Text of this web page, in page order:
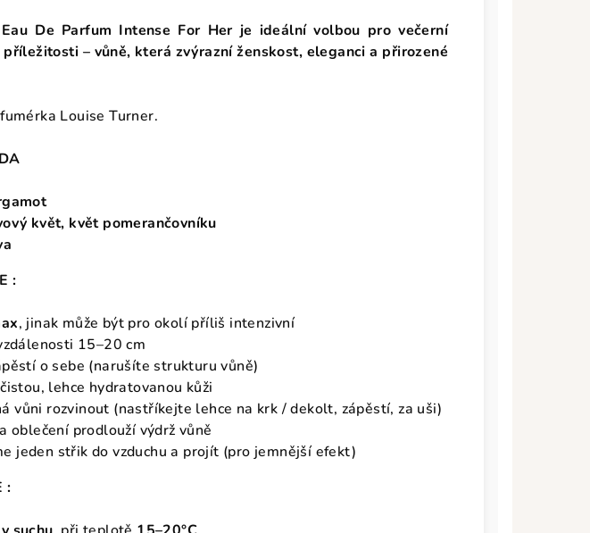
De Parfum Intense For Her je ideální volbou pro večerní
– vůně, která zvýrazní ženskost, eleganci a přirozené
Louise Turner.
květ, květ pomerančovníku
:
, jinak může být pro okolí příliš intenzivní
15–20 cm
o sebe (narušíte strukturu vůně)
lehce hydratovanou kůži
vůni rozvinout (nastříkejte lehce na krk / dekolt, zápěstí, za uši)
oblečení prodlouží výdrž vůně
jeden střik do vzduchu a projít (pro jemnější efekt)
: